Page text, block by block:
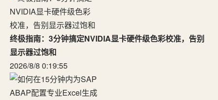
终极指南：3分钟搞定NVIDIA显卡硬件级色彩校准，告别
显示器过饱和
2026/8/8 0:19:55